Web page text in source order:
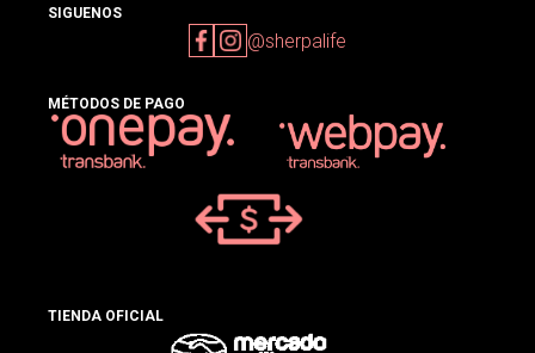
SIGUENOS
@sherpalife
MÉTODOS DE PAGO
TIENDA OFICIAL